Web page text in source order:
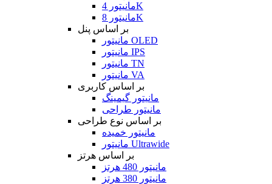
مانیتور 4K
مانیتور 8K
بر اساس پنل
مانیتور OLED
مانیتور IPS
مانیتور TN
مانیتور VA
بر اساس کاربری
مانیتور گیمینگ
مانیتور طراحی
بر اساس نوع طراحی
مانیتور خمیده
مانیتور Ultrawide
بر اساس هرتز
مانیتور 480 هرتز
مانیتور 380 هرتز